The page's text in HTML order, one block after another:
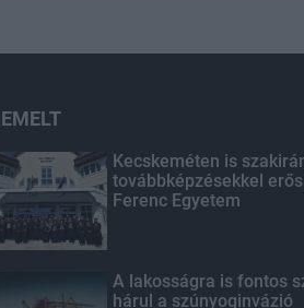
Kecskeméten is
továbbképzésekkel
Ferenc Egyetem
A lakosságra is fontos
hárul a szúnyoginvázió